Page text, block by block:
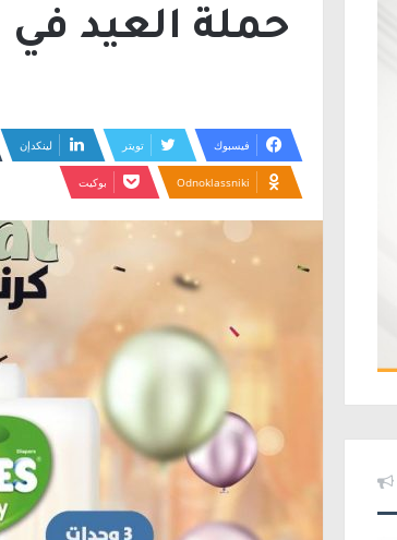
حملة العيد
فيسبوك تويتر لينكدإن
Odnoklassniki بوكيت